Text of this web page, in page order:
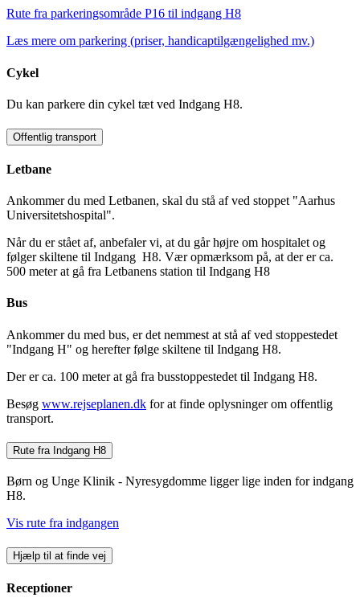
Rute fra parkeringsområde P16 til indgang H8
Læs mere om parkering (priser, handicaptilgængelighed mv.)
Cykel
Du kan parkere din cykel tæt ved Indgang H8.
Offentlig transport
Letbane
Ankommer du med Letbanen, skal du stå af ved stoppet "Aarhus
Universitetshospital".
Når du er stået af, anbefaler vi, at du går højre om hospitalet og
følger skiltene til Indgang H8. Vær opmærksom på, at der er ca.
500 meter at gå fra Letbanens station til Indgang H8
Bus
Ankommer du med bus, er det nemmest at stå af ved stoppestedet
"Indgang H" og herefter følge skiltene til Indgang H8.
Der er ca. 100 meter at gå fra busstoppestedet til Indgang H8.
Besøg www.rejseplanen.dk for at finde oplysninger om offentlig
transport.
Rute fra Indgang H8
Børn og Unge Klinik - Nyresygdomme ligger lige inden for indgang
H8.
Vis rute fra indgangen
Hjælp til at finde vej
Receptioner